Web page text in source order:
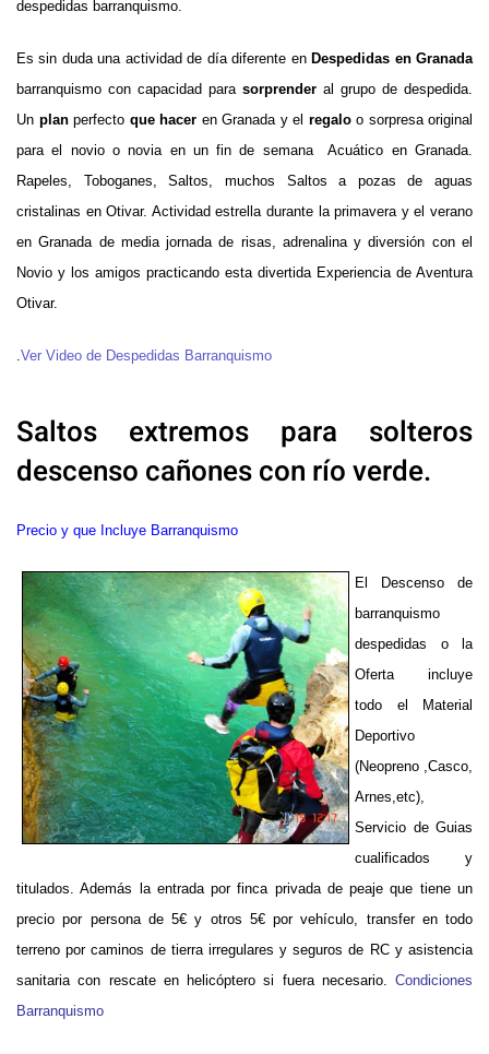
despedidas barranquismo.
Es sin duda una actividad de día diferente en Despedidas en Granada
barranquismo con capacidad para sorprender al grupo de despedida.
Un planperfecto que hacer en Granada y el regaloo sorpresa original
para el novio o novia en un fin de semana Acuático en Granada.
Rapeles, Toboganes, Saltos, muchos Saltos a pozas de aguas
cristalinas en Otivar. Actividad estrella durante la primavera y el verano
en Granada de media jornada de risas, adrenalina y diversión con el
Novio y los amigos practicando esta divertida Experiencia de Aventura
Otivar.
.Ver Video de Despedidas Barranquismo
Saltos extremos para solteros
descenso cañones con río verde.
Precio y que Incluye Barranquismo
El Descenso de
barranquismo
despedidas o la
Oferta incluye
todo el Material
Deportivo
(Neopreno ,Casco,
Arnes,etc),
Servicio de Guias
cualificados y
titulados. Además la entrada por finca privada de peaje que tiene un
precio por persona de 5€ y otros 5€ por vehículo, transfer en todo
terreno por caminos de tierra irregulares y seguros de RC y asistencia
sanitaria con rescate en helicóptero si fuera necesario. Condiciones
Barranquismo